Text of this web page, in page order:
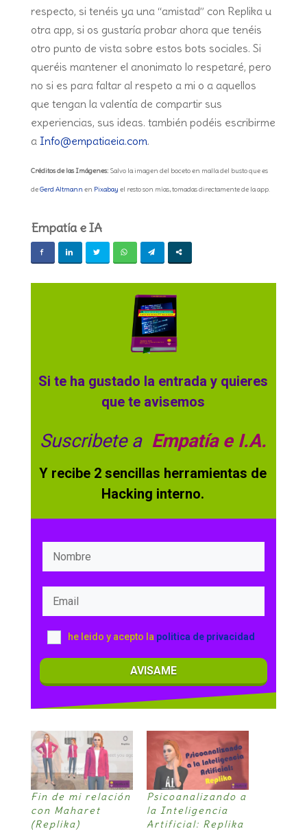
respecto, si tenéis ya una “amistad” con Replika u
otra app, si os gustaría probar ahora que tenéis
otro punto de vista sobre estos bots sociales. Si
queréis mantener el anonimato lo respetaré, pero
no si es para faltar al respeto a mi o a aquellos
que tengan la valentía de compartir sus
experiencias, sus ideas. también podéis escribirme
a Info@empatiaeia.com.
Créditos de las Imágenes: Salvo la imagen del boceto en malla del busto que es
deGerd Altmann en Pixabay el resto son mías, tomadas directamente de la app.
Empatía e IA
Si te ha gustado la entrada y quieres
que te avisemos
Suscribete a Empatía e I.A.
Y recibe 2 sencillas herramientas de
Hacking interno.
he leido y acepto la politica de privacidad
AVISAME
Fin de mi relación
con Maharet
(Replika)
Psicoanalizando a
la Inteligencia
Artificial: Replika